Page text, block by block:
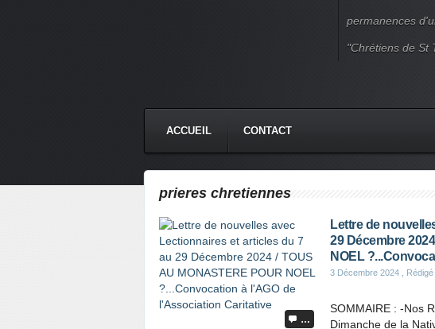
permanences
"Chrétiens de St
ACCUEIL CONTACT
prieres chretiennes
…
Lettre de
29 Décembre
NOEL
3 Décembre 2024 ,
SOMMAIRE : -Nos
Dimanche de la